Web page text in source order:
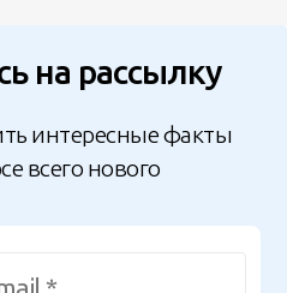
на рассылку
интересные факты
всего нового